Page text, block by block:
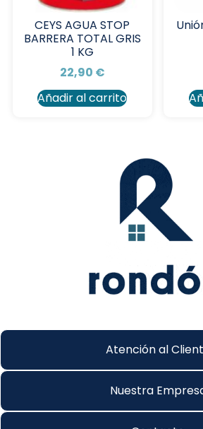
CEYS AGUA STOP
BARRERA TOTAL GRIS
1 KG
22,90 €
Añadir al carrito
Atención al
Nuestra